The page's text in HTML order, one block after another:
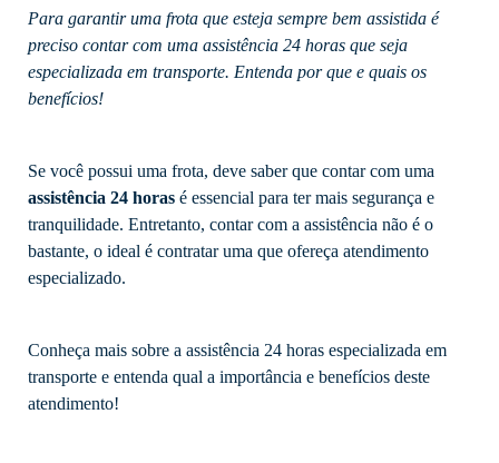
Para garantir uma frota que esteja sempre bem assistida é
preciso contar com uma assistência 24 horas que seja
especializada em transporte. Entenda por que e quais os
benefícios!
Se você possui uma frota, deve saber que contar com uma
assistência 24 horas é essencial para ter mais segurança e
tranquilidade. Entretanto, contar com a assistência não é o
bastante, o ideal é contratar uma que ofereça atendimento
especializado.
Conheça mais sobre a assistência 24 horas especializada em
transporte e entenda qual a importância e benefícios deste
atendimento!